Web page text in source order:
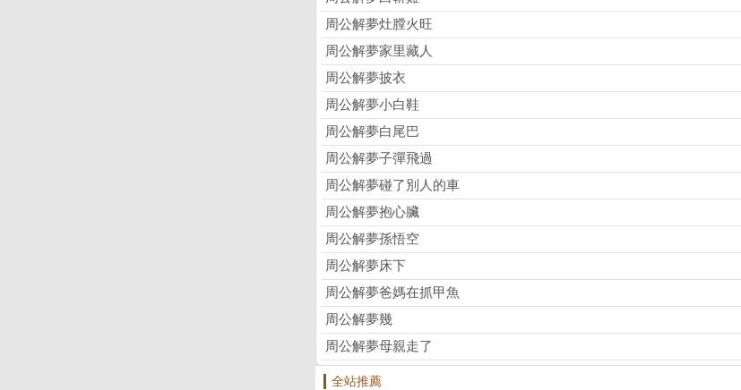
周公解夢灶膛火旺
周公解夢家里藏人
周公解夢披衣
周公解夢小白鞋
周公解夢白尾巴
周公解夢子彈飛過
周公解夢碰了別人的車
周公解夢抱心臟
周公解夢孫悟空
周公解夢床下
周公解夢爸媽在抓甲魚
周公解夢幾
周公解夢母親走了
全站推薦